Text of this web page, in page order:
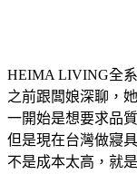
HEIMA LIVING全系
之前跟闆娘深聊，
一開始是想要求品
但是現在台灣做寢
不是成本太高，就